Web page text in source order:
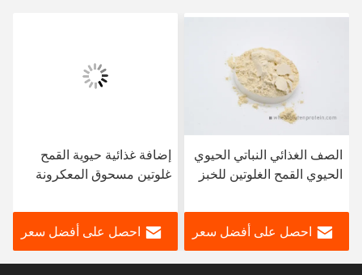
الصف الغذائي النباتي الحيوي
الحيوي القمح الغلوتين للخبز
احصل على أفضل سعر
إضافة غذائية حيوية القمح
غلوتين مسحوق المعكرونة
احصل على أفضل سعر